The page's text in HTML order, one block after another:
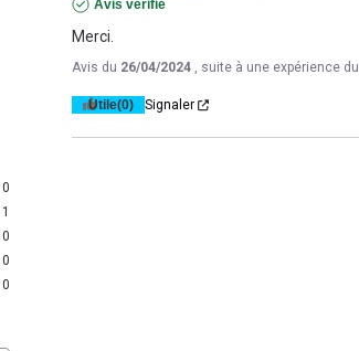
0
1
0
0
0
Avis vérifié
Merci.
Avis du 26/04/2024 , suite à une expérience du
Utile(0) Signaler